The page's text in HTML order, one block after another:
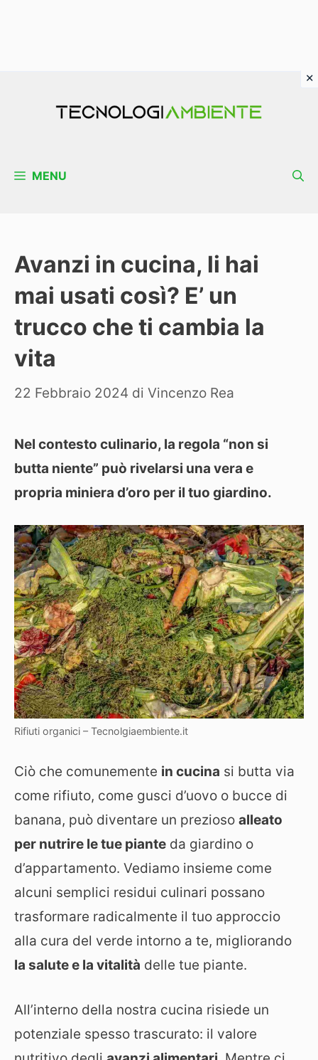
MENU
Avanzi in cucina, li hai
mai usati così? E’ un
trucco che ti cambia la
vita
22 Febbraio 2024 di Vincenzo Rea
Nel contesto culinario, la regola “non si
butta niente” può rivelarsi una vera e
propria miniera d’oro per il tuo giardino.
Rifiuti organici – Tecnolgiaembiente.it
Ciò che comunemente in cucina si butta via
come rifiuto, come gusci d’uovo o bucce di
banana, può diventare un prezioso alleato
per nutrire le tue piante da giardino o
d’appartamento. Vediamo insieme come
alcuni semplici residui culinari possano
trasformare radicalmente il tuo approccio
alla cura del verde intorno a te, migliorando
la salute e la vitalità delle tue piante.
All’interno della nostra cucina risiede un
potenziale spesso trascurato: il valore